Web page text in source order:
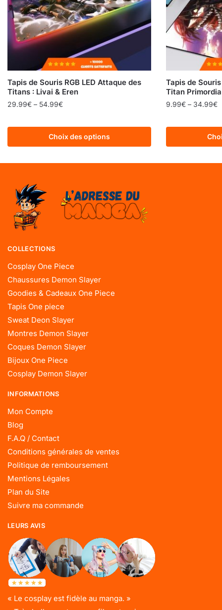
Tapis de Souris RGB LED Attaque des
Titans : Livai & Eren
29.99€ – 54.99€
Choix des options
Tapis de
Titan
9.99€ – 34.99€
COLLECTIONS
Cosplay One Piece
Chaussures Demon Slayer
Goodies & Cadeaux One Piece
Tapis One piece
Sweat Deon Slayer
Montres Demon Slayer
Coques Demon Slayer
Bijoux One Piece
Cosplay Demon Slayer
INFORMATIONS
Mon Compte
Blog
F.A.Q / Contact
Conditions générales de ventes
Politique de remboursement
Mentions Légales
Plan du Site
Suivre ma commande
LEURS AVIS
« Le cosplay est fidèle au manga. »